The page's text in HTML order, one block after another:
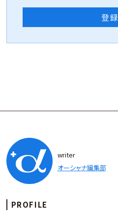
登録
writer
オーシャナ編集部
PROFILE